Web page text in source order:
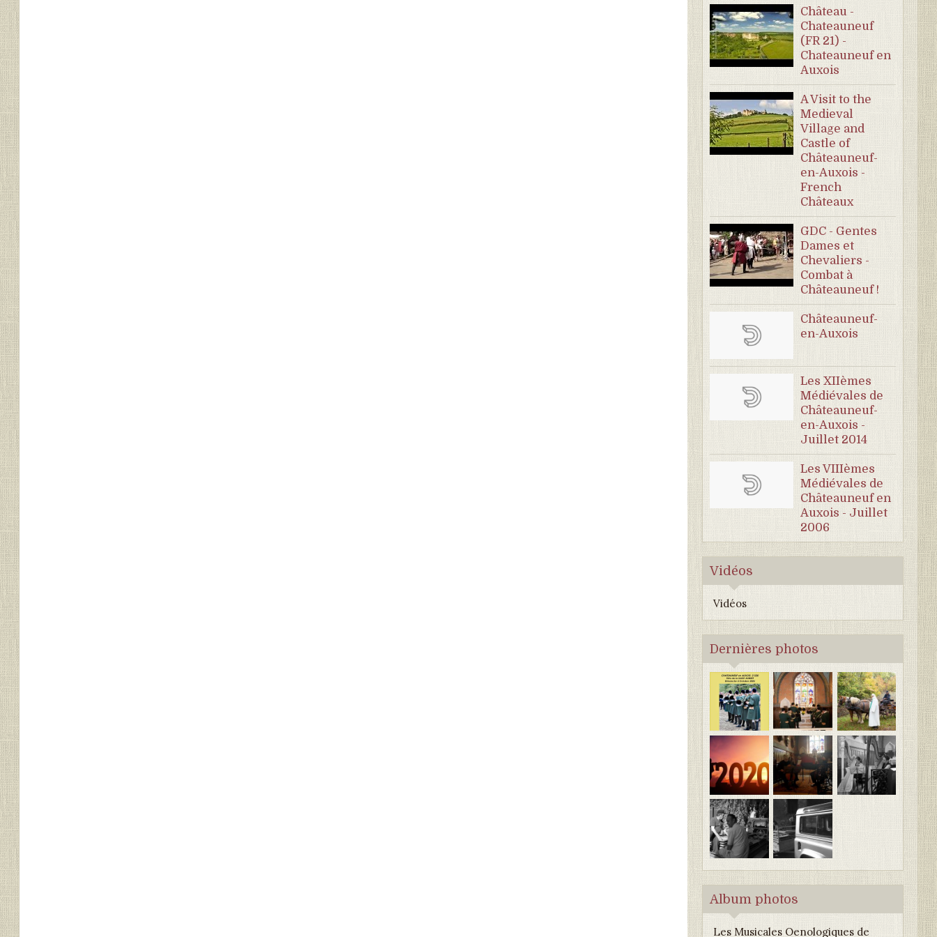
Château -
Chateauneuf
(FR 21) -
Chateauneuf en
Auxois
A Visit to the
Medieval
Village and
Castle of
Châteauneuf-
en-Auxois -
French
Châteaux
GDC - Gentes
Dames et
Chevaliers -
Combat à
Châteauneuf !
Châteauneuf-
en-Auxois
Les XIIèmes
Médiévales de
Châteauneuf-
en-Auxois -
Juillet 2014
Les VIIIèmes
Médiévales de
Châteauneuf en
Auxois - Juillet
2006
Vidéos
Vidéos
Dernières photos
Album photos
Les Musicales Oenologiques de